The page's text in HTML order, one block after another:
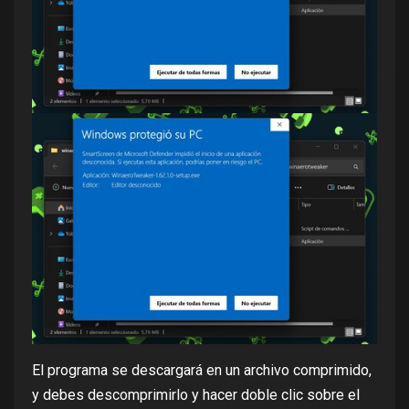
El programa se descargará en un archivo comprimido,
y debes descomprimirlo y hacer doble clic sobre el